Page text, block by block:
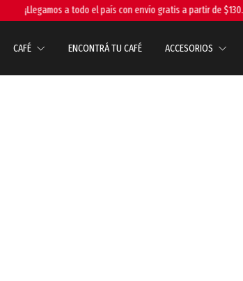
¡Llegamos a todo el país con envío gratis a partir de $130.000!!
CAFÉ ENCONTRÁ TU CAFÉ ACCESORIOS